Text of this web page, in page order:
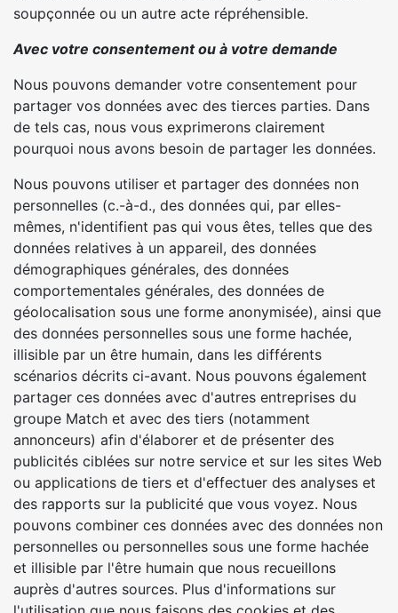
soupçonnée ou un autre acte répréhensible.
Avec votre consentement ou à votre demande
Nous pouvons demander votre consentement pour
partager vos données avec des tierces parties. Dans
de tels cas, nous vous exprimerons clairement
pourquoi nous avons besoin de partager les données.
Nous pouvons utiliser et partager des données non
personnelles (c.-à-d., des données qui, par elles-
mêmes, n'identifient pas qui vous êtes, telles que des
données relatives à un appareil, des données
démographiques générales, des données
comportementales générales, des données de
géolocalisation sous une forme anonymisée), ainsi que
des données personnelles sous une forme hachée,
illisible par un être humain, dans les différents
scénarios décrits ci-avant. Nous pouvons également
partager ces données avec d'autres entreprises du
groupe Match et avec des tiers (notamment
annonceurs) afin d'élaborer et de présenter des
publicités ciblées sur notre service et sur les sites Web
ou applications de tiers et d'effectuer des analyses et
des rapports sur la publicité que vous voyez. Nous
pouvons combiner ces données avec des données non
personnelles ou personnelles sous une forme hachée
et illisible par l'être humain que nous recueillons
auprès d'autres sources. Plus d'informations sur